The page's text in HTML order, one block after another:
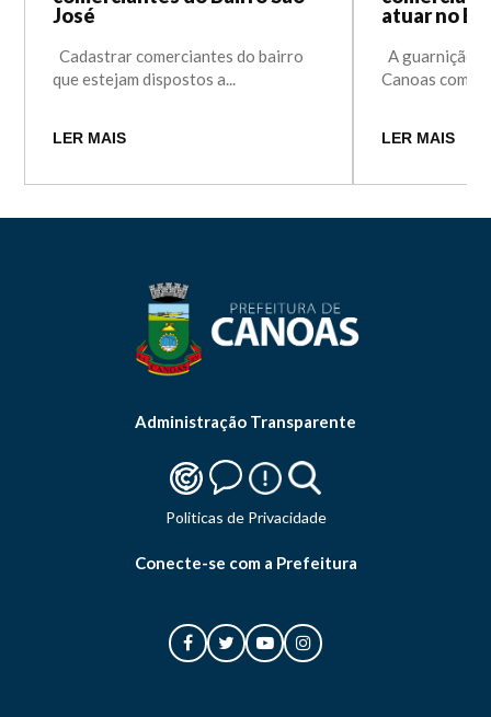
José
Cadastrar comerciantes do bairro
que estejam dispostos a...
LER MAIS
atuar no
A guarnição
Canoas
LER MAIS
Administração Transparente
Politicas de Privacidade
Conecte-se com a Prefeitura